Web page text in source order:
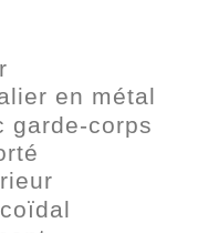
en métal
garde-corps